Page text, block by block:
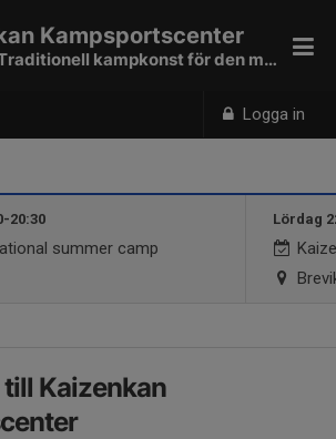
Logga in
Kampsportscenter
Bujutsu - Traditionell kampkonst för den moderna människan
20:30
summer camp
Lördag
Kaizenkan